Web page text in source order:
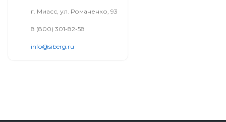
г. Миасс, ул. Романенко, 93
8 (800) 301-82-58
info@siberg.ru